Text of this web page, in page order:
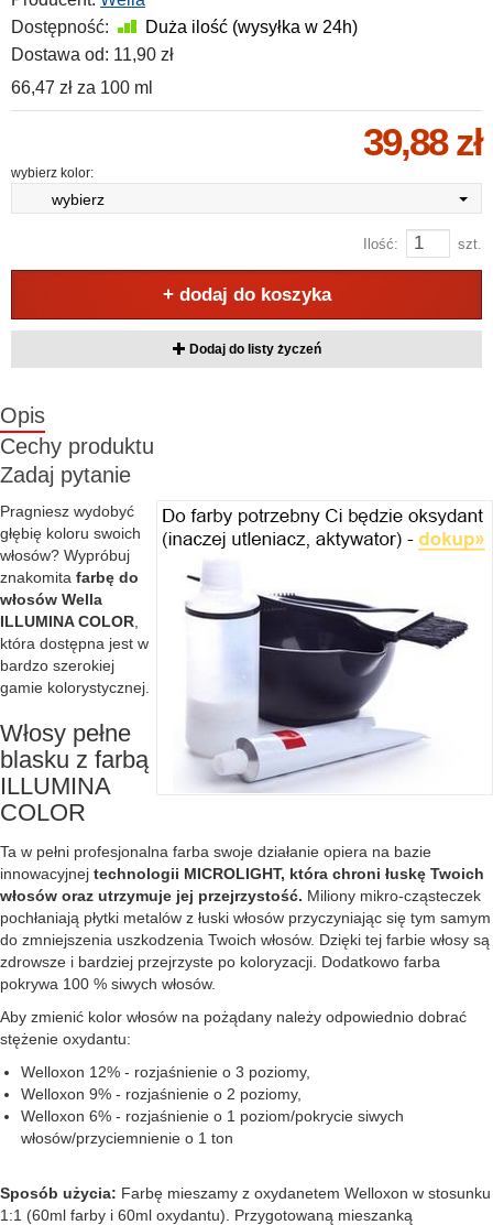
Dostępność:
Duża ilość (wysyłka w 24h)
Dostawa od: 11,90 zł
66,47 zł za 100 ml
39,88 zł
wybierz kolor:
wybierz
Ilość: szt.
+ dodaj do koszyka
Dodaj do listy życzeń
Opis
Cechy produktu
Zadaj pytanie
Pragniesz wydobyć
głębię koloru swoich
włosów? Wypróbuj
znakomita farbę do
włosów Wella
ILLUMINA COLOR
która dostępna jest w
bardzo szerokiej
gamie kolorystycznej.
Włosy pełne
blasku z farbą
ILLUMINA
COLOR
Ta w pełni profesjonalna farba swoje działanie opiera na bazie
innowacyjnej technologii MICROLIGHT, która chroni łuskę Twoich
włosów oraz utrzymuje jej przejrzystość. Miliony mikro-cząsteczek
pochłaniają płytki metalów z łuski włosów przyczyniając się tym samym
do zmniejszenia uszkodzenia Twoich włosów. Dzięki tej farbie włosy są
zdrowsze i bardziej przejrzyste po koloryzacji. Dodatkowo farba
pokrywa 100 % siwych włosów.
Aby zmienić kolor włosów na pożądany należy odpowiednio dobrać
stężenie oxydantu:
Welloxon 12% - rozjaśnienie o 3 poziomy,
Welloxon 9% - rozjaśnienie o 2 poziomy,
Welloxon 6% - rozjaśnienie o 1 poziom/pokrycie siwych
włosów/przyciemnienie o 1 ton
Sposób użycia: Farbę mieszamy z oxydanetem Welloxon w stosunku
1:1 (60ml farby i 60ml oxydantu). Przygotowaną mieszanką